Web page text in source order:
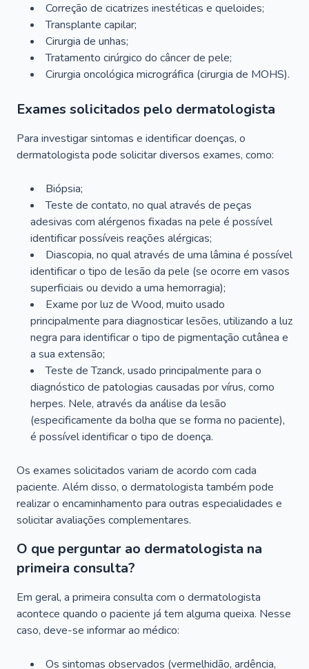
Correção de cicatrizes inestéticas e queloides;
Transplante capilar;
Cirurgia de unhas;
Tratamento cirúrgico do câncer de pele;
Cirurgia oncológica micrográfica (cirurgia de MOHS).
Exames solicitados pelo dermatologista
Para investigar sintomas e identificar doenças, o
dermatologista pode solicitar diversos exames, como:
Biópsia;
Teste de contato, no qual através de peças
adesivas com alérgenos fixadas na pele é possível
identificar possíveis reações alérgicas;
Diascopia, no qual através de uma lâmina é possível
identificar o tipo de lesão da pele (se ocorre em vasos
superficiais ou devido a uma hemorragia);
Exame por luz de Wood, muito usado
principalmente para diagnosticar lesões, utilizando a luz
negra para identificar o tipo de pigmentação cutânea e
a sua extensão;
Teste de Tzanck, usado principalmente para o
diagnóstico de patologias causadas por vírus, como
herpes. Nele, através da análise da lesão
(especificamente da bolha que se forma no paciente),
é possível identificar o tipo de doença.
Os exames solicitados variam de acordo com cada
paciente. Além disso, o dermatologista também pode
realizar o encaminhamento para outras especialidades e
solicitar avaliações complementares.
O que perguntar ao dermatologista na
primeira consulta?
Em geral, a primeira consulta com o dermatologista
acontece quando o paciente já tem alguma queixa. Nesse
caso, deve-se informar ao médico:
Os sintomas observados (vermelhidão, ardência,